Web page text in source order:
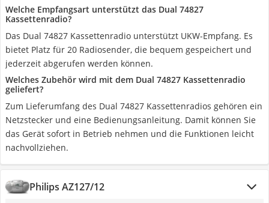
Welche Empfangsart unterstützt das Dual 74827
Kassettenradio?
Das Dual 74827 Kassettenradio unterstützt UKW-Empfang. Es
bietet Platz für 20 Radiosender, die bequem gespeichert und
jederzeit abgerufen werden können.
Welches Zubehör wird mit dem Dual 74827 Kassettenradio
geliefert?
Zum Lieferumfang des Dual 74827 Kassettenradios gehören ein
Netzstecker und eine Bedienungsanleitung. Damit können Sie
das Gerät sofort in Betrieb nehmen und die Funktionen leicht
nachvollziehen.
Philips AZ127/12